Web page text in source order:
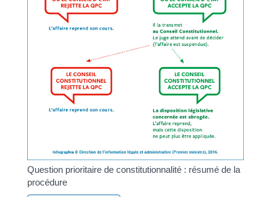
Question prioritaire de constitutionnalité : résumé de la
procédure